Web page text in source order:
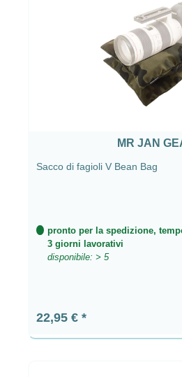
MR JAN
Sacco di fagioli V Bean Bag
pronto per la spedizione,
3 giorni lavorativi
disponibile: > 5
Prezzo normale:
22,95 €